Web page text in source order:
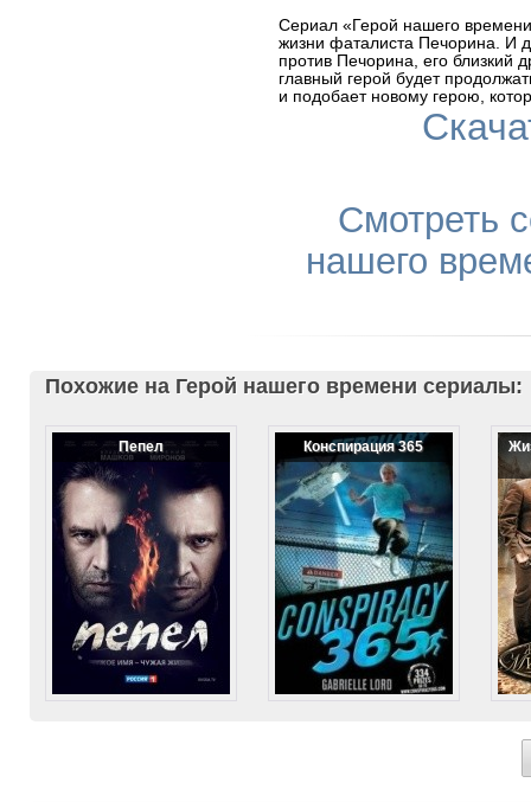
Сериал «Герой нашего
жизни фаталиста Печорина. И
против Печорина, его близкий
главный герой будет
и подобает новому герою,
Смотреть
нашего
Похожие на Герой нашего времени сериалы:
Пепел Конспирация 365